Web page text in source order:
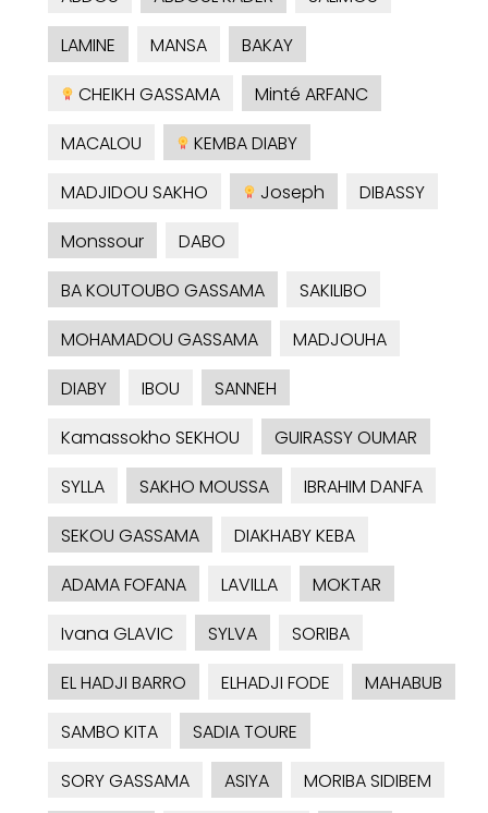
LAMINE
MANSA
BAKAY
CHEIKH GASSAMA
Minté ARFANC
MACALOU
KEMBA DIABY
MADJIDOU SAKHO
Joseph
DIBASSY
Monssour
DABO
BA KOUTOUBO GASSAMA
SAKILIBO
MOHAMADOU GASSAMA
MADJOUHA
DIABY
IBOU
SANNEH
Kamassokho SEKHOU
GUIRASSY OUMAR
SYLLA
SAKHO MOUSSA
IBRAHIM DANFA
SEKOU GASSAMA
DIAKHABY KEBA
ADAMA FOFANA
LAVILLA
MOKTAR
Ivana GLAVIC
SYLVA
SORIBA
EL HADJI BARRO
ELHADJI FODE
MAHABUB
SAMBO KITA
SADIA TOURE
SORY GASSAMA
ASIYA MORIBA SIDIBEM